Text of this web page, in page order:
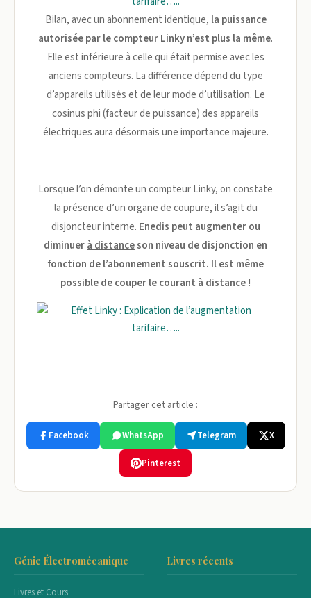
Bilan, avec un abonnement identique, la puissance
autorisée par le compteur Linky n’est plus la même.
Elle est inférieure à celle qui était permise avec les
anciens compteurs. La différence dépend du type
d’appareils utilisés et de leur mode d’utilisation. Le
cosinus phi (facteur de puissance) des appareils
électriques aura désormais une importance majeure.
Lorsque l’on démonte un compteur Linky, on constate
la présence d’un organe de coupure, il s’agit du
disjoncteur interne. Enedis peut augmenter ou
diminuerà distanceson niveau de disjonction en
fonction de l’abonnement souscrit. Il est même
possible de couper le courant à distance!
Partager cet article :
Facebook WhatsApp Telegram X
Pinterest
Génie Électromécanique
Livres et Cours
Livres récents